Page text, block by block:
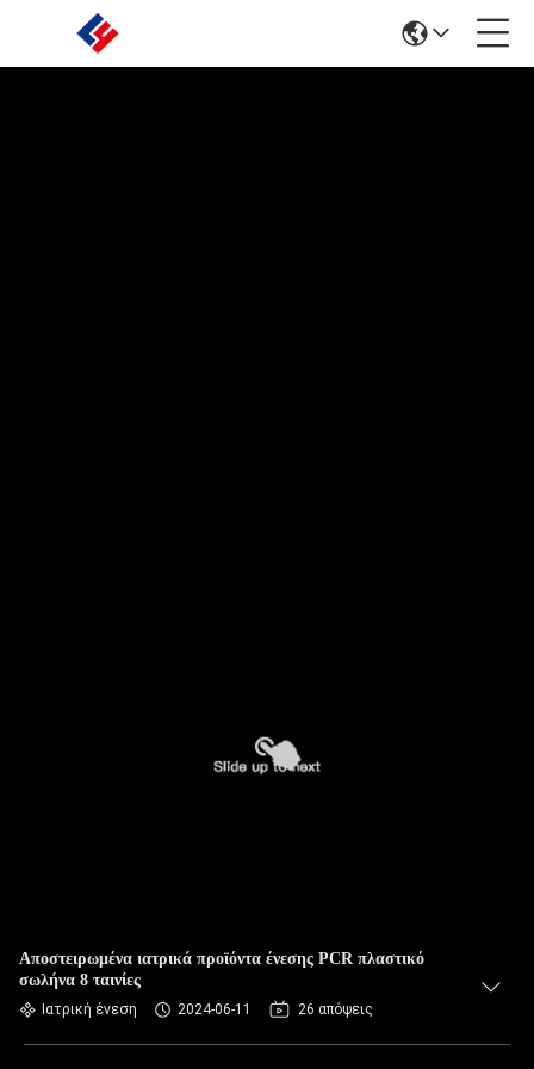
Αποστειρωμένα ιατρικά προϊόντα ένεσης PCR πλαστικό
σωλήνα 8 ταινίες
Ιατρική ένεση 2024-06-11 26 απόψεις